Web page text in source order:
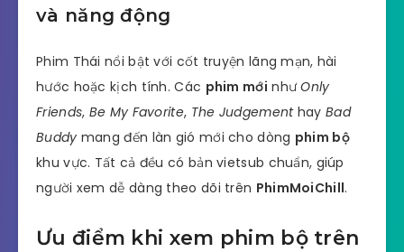
và năng động
Phim Thái nổi bật với cốt truyện lãng mạn, hài
hước hoặc kịch tính. Các phim mới nhưOnly
Friends, Be My Favorite, The Judgementhay Bad
Buddy mang đến làn gió mới cho dòng phim bộ
khu vực. Tất cả đều có bản vietsub chuẩn, giúp
người xem dễ dàng theo dõi trên PhimMoiChill.
Ưu điểm khi xem phim bộ trên